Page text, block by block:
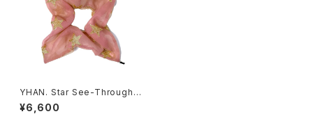
YHAN. Star See-Through S
quare Shushu
¥6,600